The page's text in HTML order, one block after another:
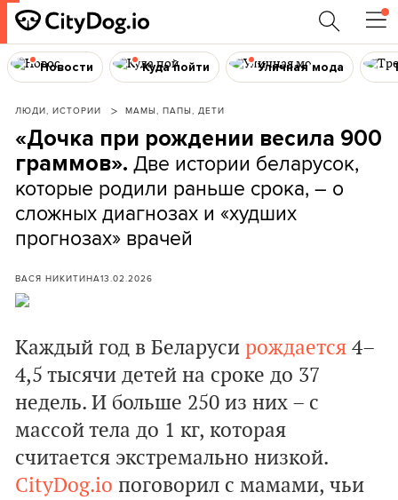
Новости Куда пойти Уличная мода
ЛЮДИ, ИСТОРИИ МАМЫ, ПАПЫ, ДЕТИ
«Дочка при рождении весила 900
граммов». Две истории беларусок,
которые родили раньше срока, – о
сложных диагнозах и «худших
прогнозах» врачей
ВАСЯ НИКИТИНА13.02.2026
Каждый год в Беларуси рождается 4–
4,5 тысячи детей на сроке до 37
недель. И больше 250 из них – с
массой тела до 1 кг, которая
считается экстремально низкой.
CityDog.io поговорил с мамами, чьи